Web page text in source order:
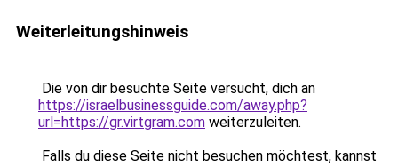
Weiterleitungshinweis
Die von dir besuchte Seite versucht, dich an
https://israelbusinessguide.com/away.php?
url=https://gr.virtgram.com weiterzuleiten.
Falls du diese Seite nicht besuchen möchtest, kannst